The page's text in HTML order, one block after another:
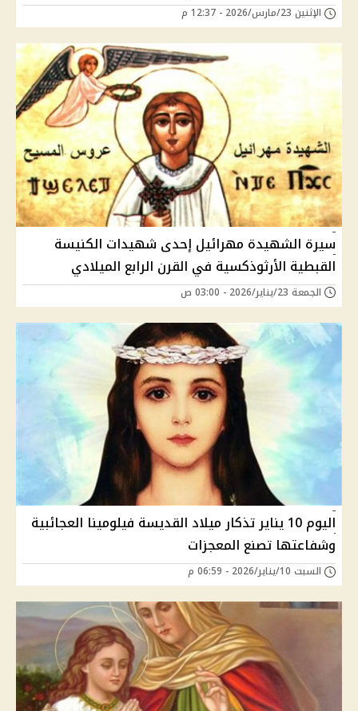
الإثنين 23/مارس/2026 - 12:37 م
سيرة الشهيدة مهرائيل إحدى شهيدات الكنيسة
القبطية الأرثوذكسية في القرن الرابع الميلادي
الجمعة 23/يناير/2026 - 03:00 ص
اليوم 10 يناير تذكار ميلاد القديسة فيلومينا العجائبية
وشفاعتها تصنع المعجزات
السبت 10/يناير/2026 - 06:59 م